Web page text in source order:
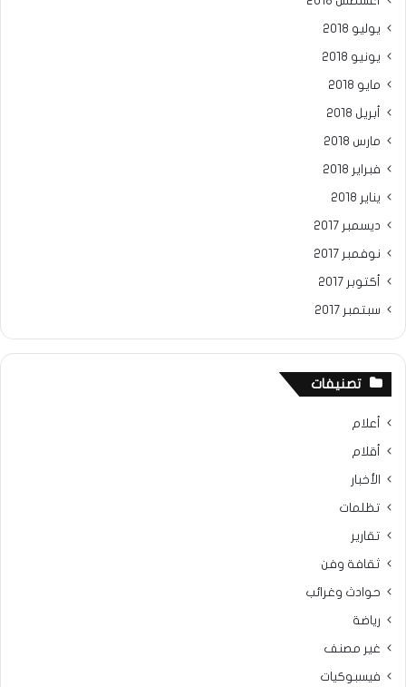
يوليو 2018
يونيو 2018
مايو 2018
أبريل 2018
مارس 2018
فبراير 2018
يناير 2018
ديسمبر 2017
نوفمبر 2017
أكتوبر 2017
سبتمبر 2017
تصنيفات
أعلام
أقلام
الأخبار
تظلمات
تقارير
ثقافة وفن
حوادث وغرائب
رياضة
غير مصنف
فيسبوكيات